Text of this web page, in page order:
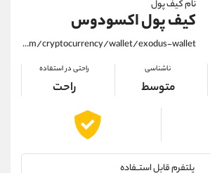
نام کیف پول
کیف پول اکسودوس
https://alirezamehrabi.com/cryptocurrency/wallet/exodus-wallet
ناشناسی
متوسط
راحتی در استفاده
راحت
پلتفرم قابل استــفاده